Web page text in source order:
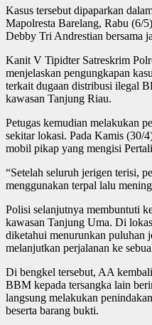
Kasus tersebut dipaparkan
Mapolresta Barelang, Rabu (6/
Debby Tri Andrestian bersama
Kanit V Tipidter Satreskrim
menjelaskan pengungkapan
terkait dugaan distribusi ilegal
kawasan Tanjung Riau.
Petugas kemudian melakukan
sekitar lokasi. Pada Kamis (30/
mobil pikap yang mengisi
“Setelah seluruh jerigen terisi,
menggunakan terpal lalu
Polisi selanjutnya membuntuti
kawasan Tanjung Uma. Di
diketahui menurunkan puluhan
melanjutkan perjalanan ke
Di bengkel tersebut, AA
BBM kepada tersangka lain
langsung melakukan
beserta barang bukti.